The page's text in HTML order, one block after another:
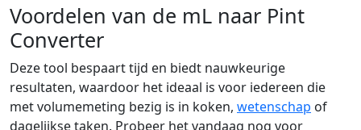
Voordelen van de mL naar Pint
Converter
Deze tool bespaart tijd en biedt nauwkeurige
resultaten, waardoor het ideaal is voor iedereen die
met volumemeting bezig is in koken, wetenschap of
dagelijkse taken. Probeer het vandaag nog voor